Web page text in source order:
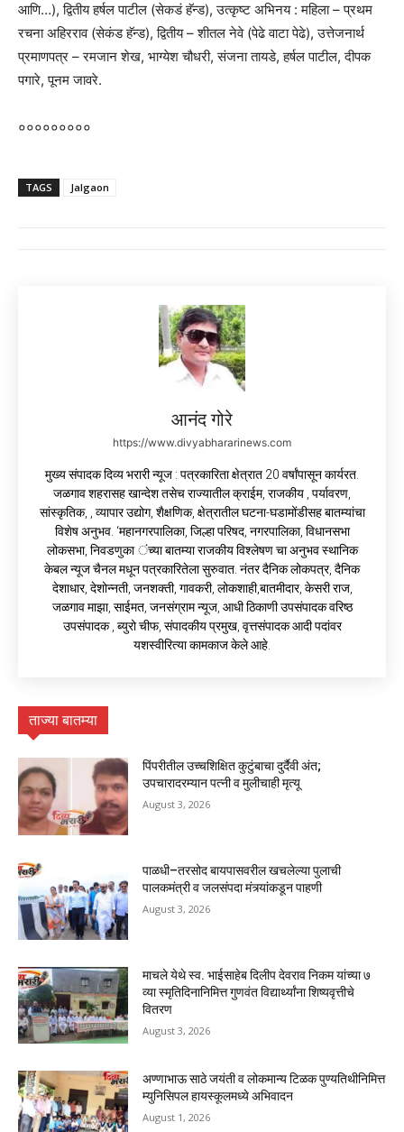
आणि…), द्वितीय हर्षल पाटील (सेकडं हॅन्ड), उत्कृष्ट अभिनय : महिला – प्रथम
रचना अहिरराव (सेकंड हॅन्ड), द्वितीय – शीतल नेवे (पेढे वाटा पेढे), उत्तेजनार्थ
प्रमाणपत्र – रमजान शेख, भाग्येश चौधरी, संजना तायडे, हर्षल पाटील, दीपक
पगारे, पूनम जावरे.
०००००००००
TAGS Jalgaon
आनंद गोरे
https://www.divyabhararinews.com
मुख्य संपादक दिव्य भरारी न्यूज : पत्रकारिता क्षेत्रात 20 वर्षांपासून कार्यरत.
जळगाव शहरासह खान्देश तसेच राज्यातील क्राईम, राजकीय , पर्यावरण,
सांस्कृतिक, , व्यापार उद्योग, शैक्षणिक, क्षेत्रातील घटना-घडामोंडीसह बातम्यांचा
विशेष अनुभव. ‘महानगरपालिका, जिल्हा परिषद, नगरपालिका, विधानसभा
लोकसभा, निवडणुका ंच्या बातम्या राजकीय विश्लेषण चा अनुभव स्थानिक
केबल न्यूज चैनल मधून पत्रकारितेला सुरुवात. नंतर दैनिक लोकपत्र, दैनिक
देशाधार, देशोन्नती, जनशक्ती, गावकरी, लोकशाही,बातमीदार, केसरी राज,
जळगाव माझा, साईमत, जनसंग्राम न्यूज, आधी ठिकाणी उपसंपादक वरिष्ठ
उपसंपादक , ब्युरो चीफ, संपादकीय प्रमुख, वृत्तसंपादक आदी पदांवर
यशस्वीरित्या कामकाज केले आहे.
ताज्या बातम्या
पिंपरीतील उच्चशिक्षित कुटुंबाचा दुर्दैवी अंत;
उपचारादरम्यान पत्नी व मुलीचाही मृत्यू
August 3, 2026
पाळधी–तरसोद बायपासवरील खचलेल्या पुलाची
पालकमंत्री व जलसंपदा मंत्र्यांकडून पाहणी
August 3, 2026
माचले येथे स्व. भाईसाहेब दिलीप देवराव निकम यांच्या ७
व्या स्मृतिदिनानिमित्त गुणवंत विद्यार्थ्यांना शिष्यवृत्तीचे
वितरण
August 3, 2026
अण्णाभाऊ साठे जयंती व लोकमान्य टिळक पुण्यतिथीनिमित्त
म्युनिसिपल हायस्कूलमध्ये अभिवादन
August 1, 2026